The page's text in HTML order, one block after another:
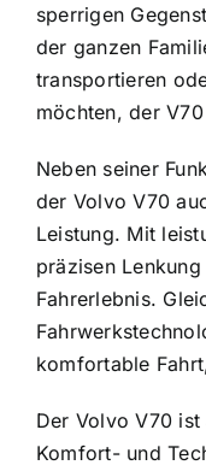
sperrigen
der ganzen
transportieren
möchten, der
Neben seiner
der Volvo V70
Leistung. Mit
präzisen
Fahrerlebnis.
komfortable
Der Volvo V70
Komfort- und